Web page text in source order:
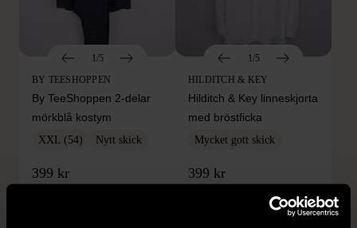
1/5
BY TEESHOPPEN
By TeeShoppen 2-delar
mörkblå kostym
XXL (54) Nytt skick
399 kr
1/5
HILDITCH & KEY
Hilditch & Key linneskjorta
med bröstficka
Mycket gott skick
399 kr